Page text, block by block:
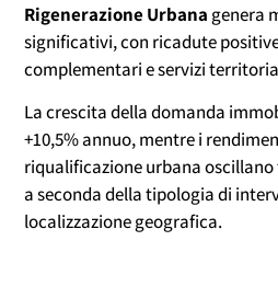
Rigenerazione Urbana genera
significativi, con ricadute
complementari e servizi
La crescita della domanda
+10,5% annuo, mentre i
riqualificazione urbana oscillano
a seconda della tipologia di
localizzazione geografica.